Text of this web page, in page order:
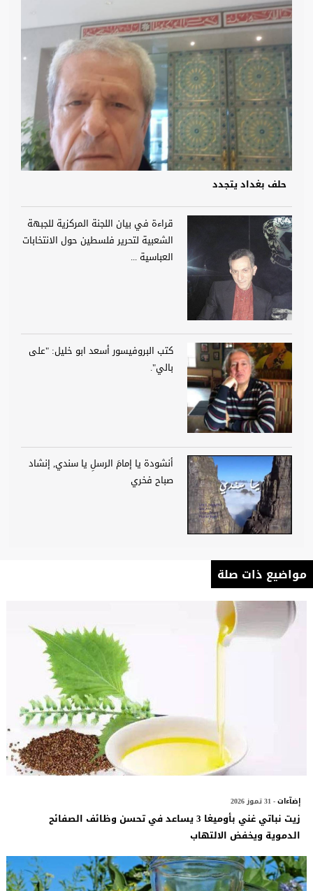
حلف بغداد يتجدد
قراءة في بيان اللجنة المركزية للجبهة
الشعبية لتحرير فلسطين حول الانتخابات
العباسية ...
كتب البروفيسور أسعد ابو خليل: "على
بالي".
أنشودة يا إمامَ الرسلِ يا سندي, إنشاد
صباح فخري
مواضيع ذات صلة
إضآءات- 31 تموز 2026
زيت نباتي غني بأوميغا 3 يساعد في تحسن وظائف الصفائح
الدموية ويخفض الالتهاب